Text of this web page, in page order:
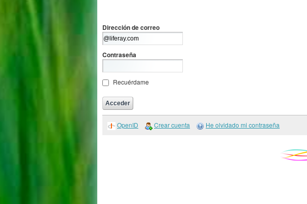
Dirección de correo
Contraseña
Recuérdame
OpenID Crear cuenta He olvidado mi contraseña